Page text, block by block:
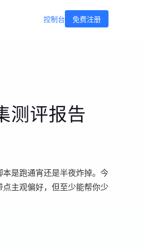
控制台 免费注册
测评报告
是跑通宵还是半夜炸掉。今
主观偏好，但至少能帮你少